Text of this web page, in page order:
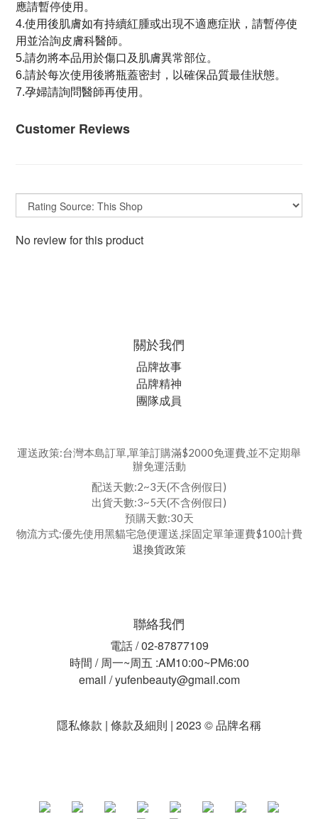
應請暫停使用。
4.使用後肌膚如有持續紅腫或出現不適應症狀，請暫停使
用並洽詢皮膚科醫師。
5.請勿將本品用於傷口及肌膚異常部位。
6.請於每次使用後將瓶蓋密封，以確保品質最佳狀態。
7.孕婦請詢問醫師再使用。
Customer Reviews
No review for this product
關於我們
品牌故事
品牌精神
團隊成員
運送政策:台灣本島訂單,單筆訂購滿$2000免運費,並不定期舉
辦免運活動
配送天數:2~3天(不含例假日)
出貨天數:3~5天(不含例假日)
預購天數:30天
物流方式:優先使用黑貓宅急便運送,採固定單筆運費$100計費
退換貨政策
聯絡我們
電話 / 02-87877109
時間 / 周一~周五 :AM10:00~PM6:00
email / yufenbeauty@gmail.com
隱私條款 | 條款及細則 | 2023 © 品牌名稱